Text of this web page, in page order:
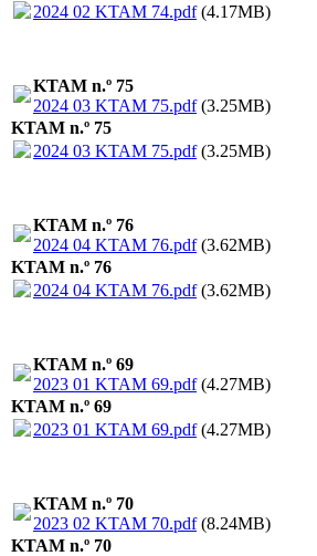
2024 02 KTAM 74.pdf(4.17MB)
KTAM n.º 75
2024 03 KTAM 75.pdf(3.25MB)
KTAM n.º 75
2024 03 KTAM 75.pdf(3.25MB)
KTAM n.º 76
2024 04 KTAM 76.pdf(3.62MB)
KTAM n.º 76
2024 04 KTAM 76.pdf(3.62MB)
KTAM n.º 69
2023 01 KTAM 69.pdf(4.27MB)
KTAM n.º 69
2023 01 KTAM 69.pdf(4.27MB)
KTAM n.º 70
2023 02 KTAM 70.pdf(8.24MB)
KTAM n.º 70